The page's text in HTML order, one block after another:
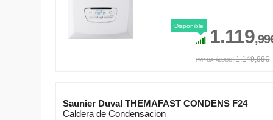
Disponible 1.119
pvp catálogo: 1.149,99€
Saunier Duval THEMAFAST CONDENS F24
Caldera de Condensacion